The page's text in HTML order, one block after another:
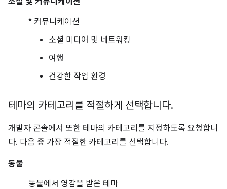
* 커뮤니케이션
소셜 미디어 및 네트워킹
여행
건강한 작업 환경
테마의 카테고리를 적절하게 선택합니다.
개발자 콘솔에서 또한 테마의 카테고리를 지정하도록 요청합니
다. 다음 중 가장 적절한 카테고리를 선택합니다.
동물
동물에서 영감을 받은 테마